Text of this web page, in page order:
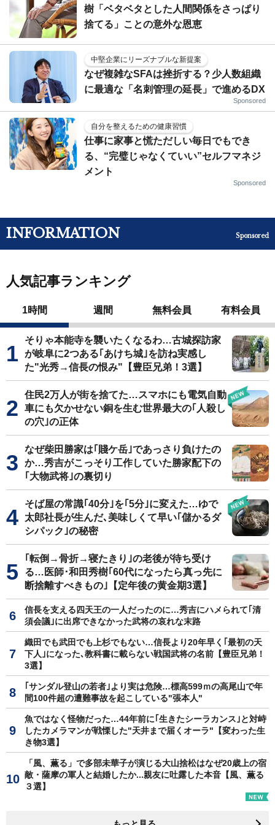
樹「ベタベタとした人間関係をさっぱり
捨てる」ことの意外な恩恵
中堅企業にリーズナブルな新提案
なぜ複雑なSFAは挫折する？少人数組織
に最適な「名刺管理の延長」で進めるDX
Sponsored
自分を整えるための健康習慣
仕事に家事と慌ただしい毎日でもでき
る、“完璧じゃなくていい”セルフマネジ
メント
Sponsored
INFORMATION Sponsored
人気記事ランキング
1時間 週間 無料会員 有料会員
そりゃ本能寺を襲いたくなるわ…古城探訪家
が岐阜に2つある｢あけち城｣を訪ね実感し
た"光秀→信長の恨み"【豊臣兄弟！3選】
住民2万人が街を捨てた…スマホにも電気自動
車にも欠かせない銅を生む世界最大の｢人殺し
の穴｣の正体
なぜ柴田勝家は｢賤ケ岳｣であっさり負けたの
か…秀吉がこっそり工作していた勝家配下の
｢大物武将｣の裏切り
そば屋の常識｢40分｣を｢5分｣に変えた…ゆで
太郎社長が生んだ､美味しくて早い｢儲かるダ
シパック｣の秘密
｢転倒→骨折→寝たきり｣の老後が待ち受け
る…医師･和田秀樹｢60代になったら真っ先に
断捨離すべきもの｣【定年後の黄金期3選】
信長を支える四天王の一人だったのに…秀吉にハメられて｢清
須会議｣に出席できなかった武将の哀れな末路
織田でも武田でも上杉でもない…信長より20年早く｢最初の天
下人｣になった､教科書に載らない戦国武将の名前【豊臣兄弟！
3選】
｢サンダル登山の若者｣より実は危険…標高599ｍの高尾山で年
間100件超の遭難事故を起こしている"張本人"
魚ではなく怪物だった…44年前に｢生きたシーラカンス｣と対峙
したカメラマンが戦慄した"天井まで届くオーラ"【変わった生
き物3選】
「風、薫る」で多部未華子が演じる大山捨松はなぜ20歳上の宿
敵・薩摩の軍人と結婚したか...親友に吐露した本音【風、薫る
３選】